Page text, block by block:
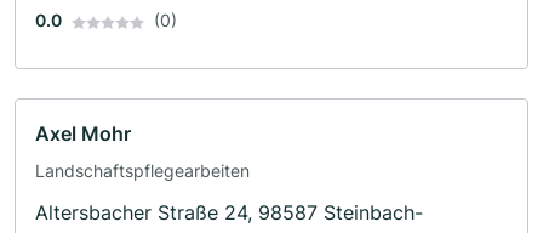
0.0 (0)
Axel Mohr
Landschaftspflegearbeiten
Altersbacher Straße 24, 98587 Steinbach-